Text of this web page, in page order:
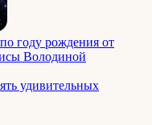
году рождения от
Володиной
удивительных